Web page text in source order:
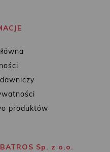
produktów
Sp. z o.o.